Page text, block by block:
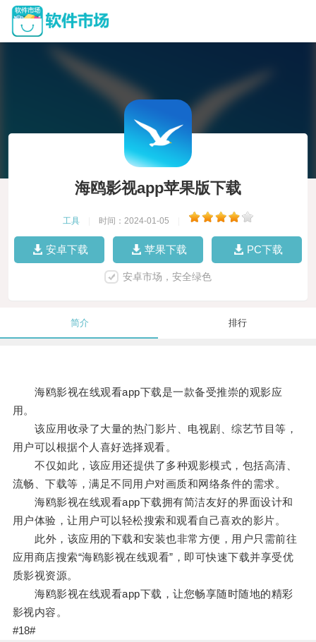
海鸥影视app苹果版下载
工具 时间：2024-01-05
安卓下载 苹果下载 PC下载
安卓市场，安全绿色
简介 排行
海鸥影视在线观看app下载是一款备受推崇的观影应
用。
该应用收录了大量的热门影片、电视剧、综艺节目等，
用户可以根据个人喜好选择观看。
不仅如此，该应用还提供了多种观影模式，包括高清、
流畅、下载等，满足不同用户对画质和网络条件的需求。
海鸥影视在线观看app下载拥有简洁友好的界面设计和
用户体验，让用户可以轻松搜索和观看自己喜欢的影片。
此外，该应用的下载和安装也非常方便，用户只需前往
应用商店搜索“海鸥影视在线观看”，即可快速下载并享受优
质影视资源。
海鸥影视在线观看app下载，让您畅享随时随地的精彩
影视内容。
#18#